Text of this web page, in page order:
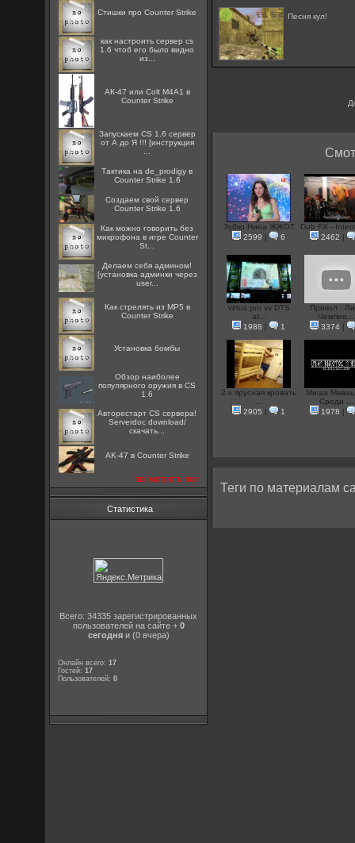
Стишки про Counter Strike
как настроить сервер cs
1.6 чтоб его было видно
из...
АК-47 или Colt M4A1 в
Counter Strike
Запускаем CS 1.6 сервер
от А до Я !!! [инструкция
Тактика на de_prodigy в
Counter Strike 1.6
Создаем свой сервер
Counter Strike 1.6
Как можно говорить без
микрофона в игре Counter
St...
Делаем себя админом!
[установка админки через
user...
Как стрелять из MP5 в
Counter Strike
Установка бомбы
Обзор наиболее
популярного оружия в CS
1.6
Авторестарт CS сервера!
Serverdoc download/
скачать...
AK-47 в Counter Strike
посмотреть все
Статистика
Всего: 34335 зарегистрированных
пользователей на сайте + 0
сегодняи (0 вчера)
Онлайн всего:17
Гостей:17
Пользователей:0
Песня кул!
Зубко Нина ЖЖОТ
2599 | 6
Dub FX -
2462 |
virtus pro vs DTS
at...
1988 | 1
Прикол :
Чемпио...
3374|
2-х ярусная кровать
2905 | 1
Миша
Среди ...
1978 |
Теги по материалам